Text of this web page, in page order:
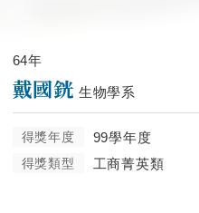
64年
戴國銧 生物學系
得獎年度 99學年度
得獎類型 工商菁英類